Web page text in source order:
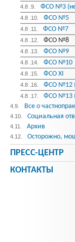
4.8 .9. ФСО №3 (не
4.8 .10. ФСО №5
4.8 .11. ФСО №7
4.8 .12. ФСО №8
4.8 .13. ФСО №9
4.8 .14. ФСО №10
4.8 .15. ФСО XI
4.8 .16. ФСО №12
4.8 .17. ФСО №13
4.9. Все о
4.10. Социальная
4.11. Архив
4.12. Осторожно,
ПРЕСС-ЦЕНТР
КОНТАКТЫ